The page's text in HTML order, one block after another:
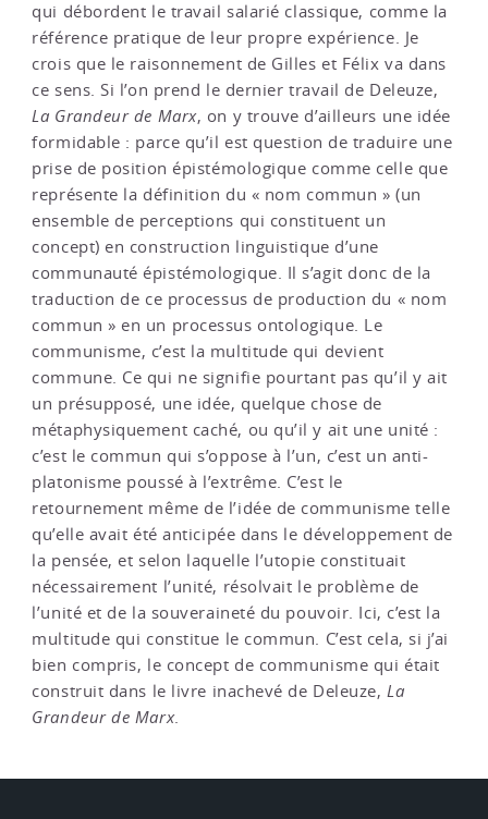
qui débordent le travail salarié classique, comme la
référence pratique de leur propre expérience. Je
crois que le raisonnement de Gilles et Félix va dans
ce sens. Si l’on prend le dernier travail de Deleuze,
La Grandeur de Marx, on y trouve d’ailleurs une idée
formidable : parce qu’il est question de traduire une
prise de position épistémologique comme celle que
représente la définition du « nom commun » (un
ensemble de perceptions qui constituent un
concept) en construction linguistique d’une
communauté épistémologique. Il s’agit donc de la
traduction de ce processus de production du « nom
commun » en un processus ontologique. Le
communisme, c’est la multitude qui devient
commune. Ce qui ne signifie pourtant pas qu’il y ait
un présupposé, une idée, quelque chose de
métaphysiquement caché, ou qu’il y ait une unité :
c’est le commun qui s’oppose à l’un, c’est un anti-
platonisme poussé à l’extrême. C’est le
retournement même de l’idée de communisme telle
qu’elle avait été anticipée dans le développement de
la pensée, et selon laquelle l’utopie constituait
nécessairement l’unité, résolvait le problème de
l’unité et de la souveraineté du pouvoir. Ici, c’est la
multitude qui constitue le commun. C’est cela, si j’ai
bien compris, le concept de communisme qui était
construit dans le livre inachevé de Deleuze,La
Grandeur de Marx.